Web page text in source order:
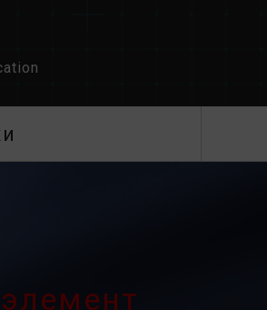
частью стандарта
по умолчанию.
случае память
напряжения.
процессора или
послепродажного
платы.